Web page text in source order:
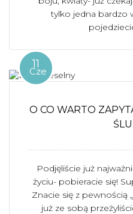
tylko jedna bardzo
11
Cze
O CO WARTO
Podjęliście już
życiu- pobieracie się!
Znacie się z pewnością
już ze sobą